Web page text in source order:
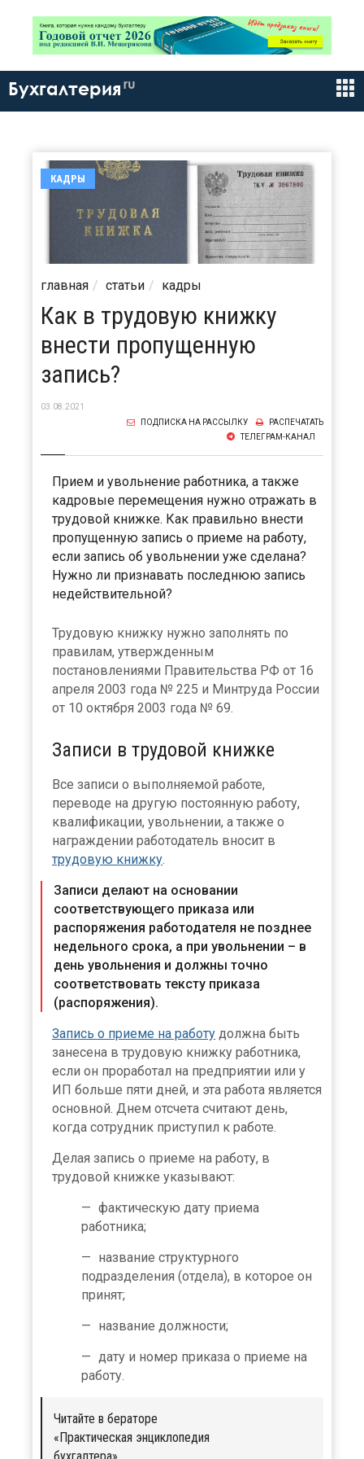
Бухгалтерия ru
КАДРЫ
главная статьи кадры
Как в трудовую книжку
внести пропущенную
запись?
03.08.2021
РАСПЕЧАТАТЬ
ПОДПИСКА НА РАССЫЛКУ
ТЕЛЕГРАМ-КАНАЛ
Прием и увольнение работника, а также
кадровые перемещения нужно отражать в
трудовой книжке. Как правильно внести
пропущенную запись о приеме на работу,
если запись об увольнении уже сделана?
Нужно ли признавать последнюю запись
недействительной?
Трудовую книжку нужно заполнять по
правилам, утвержденным
постановлениями Правительства РФ от 16
апреля 2003 года № 225 и Минтруда России
от 10 октября 2003 года № 69.
Записи в трудовой книжке
Все записи о выполняемой работе,
переводе на другую постоянную работу,
квалификации, увольнении, а также о
награждении работодатель вносит в
трудовую книжку
Записи делают на основании
соответствующего приказа или
распоряжения работодателя не позднее
недельного срока, а при увольнении – в
день увольнения и должны точно
соответствовать тексту приказа
(распоряжения).
Запись о приеме на работу должна быть
занесена в трудовую книжку работника,
если он проработал на предприятии или у
ИП больше пяти дней, и эта работа является
основной. Днем отсчета считают день,
когда сотрудник приступил к работе.
Делая запись о приеме на работу, в
трудовой книжке указывают:
фактическую дату приема
работника;
название структурного
подразделения (отдела), в которое он
принят;
название должности;
дату и номер приказа о приеме на
работу.
Читайте в бераторе
«Практическая энциклопедия